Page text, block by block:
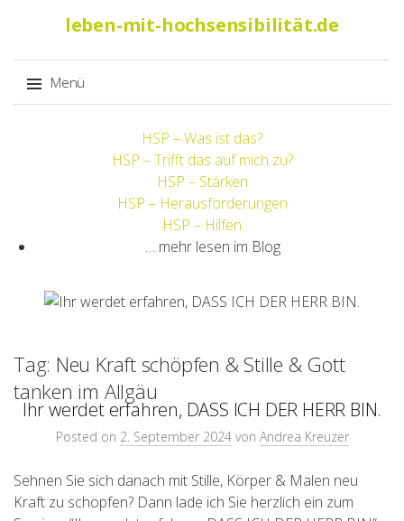
leben-mit-hochsensibilität.de
Menü
HSP – Was ist das?
HSP – Trifft das auf mich zu?
HSP – Stärken
HSP – Herausforderungen
HSP – Hilfen
… mehr lesen im Blog
Tag: Neu Kraft schöpfen & Stille & Gott
tanken im Allgäu
Ihr werdet erfahren, DASS ICH DER HERR BIN.
Posted on 2. September 2024 von Andrea Kreuzer
Sehnen Sie sich danach mit Stille, Körper & Malen neu
Kraft zu schöpfen? Dann lade ich Sie herzlich ein zum